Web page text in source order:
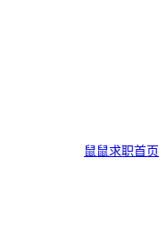
鼠鼠求职首页